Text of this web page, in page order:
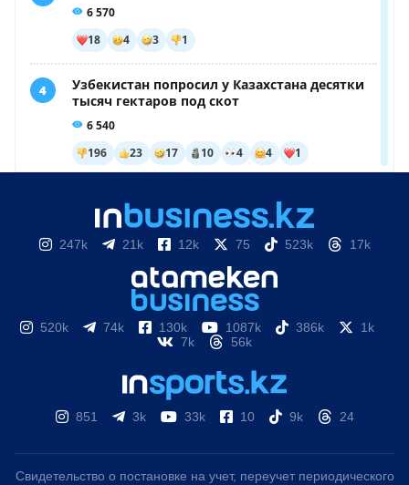
247k 21k 12k 75 523k 17k
520k 74k 130k 1087k 386k
1k
7k
56k
851 3k 33k 10 9k 24
Свидетельство о постановке на учет, переучет периодического